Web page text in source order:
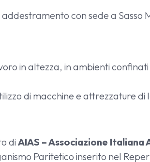
con sede a Sasso
in altezza, in ambienti confinati
di macchine e attrezzature di
diAIAS – Associazione Italiana
Paritetico inserito nel